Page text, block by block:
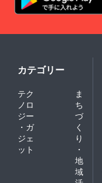
カテゴリー
テク
ノロ
ジー
・ガ
ジェ
ット
ま
ち
づ
く
り
・
地
域